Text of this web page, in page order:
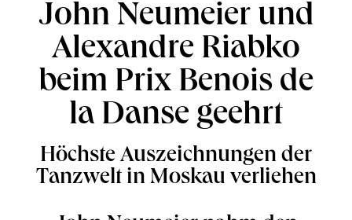
John Neumeier und
Alexandre Riabko
beim Prix Benois de
la Danse geehrt
Höchste Auszeichnungen der
Tanzwelt in Moskau verliehen